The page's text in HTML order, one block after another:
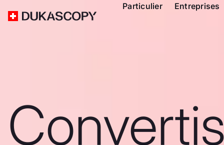
Particulier Entreprises